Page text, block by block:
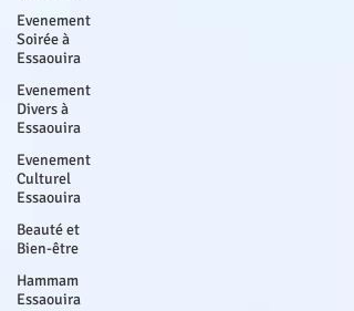
Evenement
Soirée à
Essaouira
Evenement
Divers à
Essaouira
Evenement
Culturel
Essaouira
Beauté et
Bien-être
Hammam
Essaouira